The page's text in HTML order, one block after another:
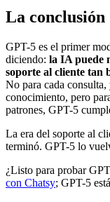
La conclusión
GPT-5 es el primer
diciendo: la IA puede
soporte al cliente tan
No para cada
conocimiento, pero
patrones, GPT-5
La era del soporte al
terminó. GPT-5 lo
¿Listo para probar
con Chatsy; GPT-5